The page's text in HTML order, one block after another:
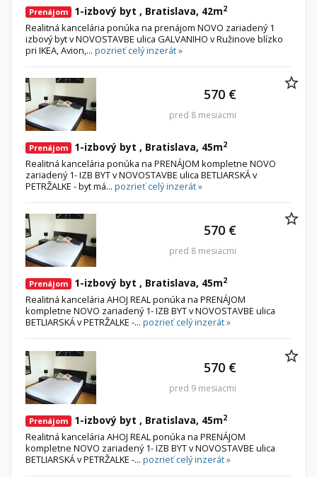
Prenájom 1-izbový byt , Bratislava, 42m2
Realitná kancelária ponúka na prenájom NOVO zariadený 1
izbový byt v NOVOSTAVBE ulica GALVANIHO v Ružinove blízko
pri IKEA, Avion,... pozrieť celý inzerát »
Prenájom 1-izbový byt , Bratislava, 45m2
Realitná kancelária ponúka na PRENÁJOM kompletne NOVO
zariadený 1- IZB BYT v NOVOSTAVBE ulica BETLIARSKÁ v
PETRŽALKE - byt má... pozrieť celý inzerát »
570 €
pred 8 mesiacmi
Prenájom 1-izbový byt , Bratislava, 45m2
Realitná kancelária AHOJ REAL ponúka na PRENÁJOM
kompletne NOVO zariadený 1- IZB BYT v NOVOSTAVBE ulica
BETLIARSKÁ v PETRŽALKE -... pozrieť celý inzerát »
570 €
pred 8 mesiacmi
Prenájom 1-izbový byt , Bratislava, 45m2
Realitná kancelária AHOJ REAL ponúka na PRENÁJOM
kompletne NOVO zariadený 1- IZB BYT v NOVOSTAVBE ulica
BETLIARSKÁ v PETRŽALKE -... pozrieť celý inzerát »
570 €
pred 9 mesiacmi